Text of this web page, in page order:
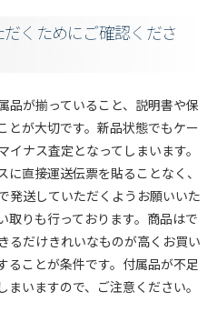
くためにご確認くださ
品が揃っていること、説明書や保
とが大切です。新品状態でもケー
ナス査定となってしまいます。
直接運送伝票を貼ることなく、
発送していただくようお願いいた
取りも行っております。商品はで
るだけきれいなものが高くお買い
ることが条件です。付属品が不足
いますので、ご注意ください。